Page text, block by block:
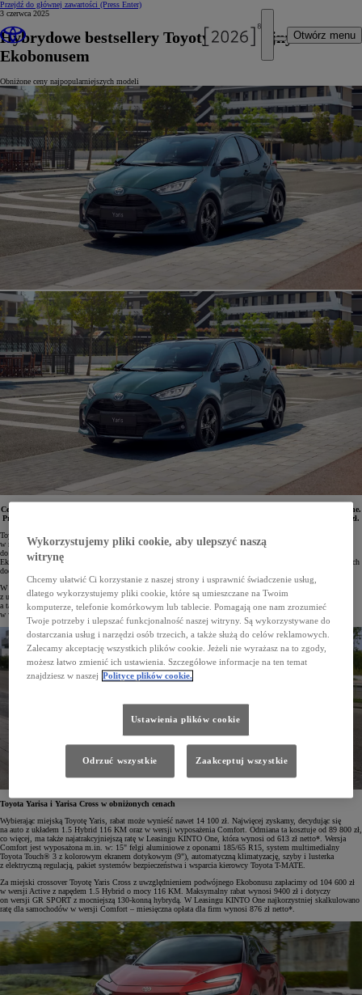
Przejdź do głównej zawartości (Press Enter)
Otwórz menu
3 czerwca 2025
Hybrydowe bestsellery Toyoty z podwójnym
Ekobonusem
Obniżone ceny najpopularniejszych modeli
Ceny hybrydowych modeli Toyoty, w tym najpopularniejszych crossoverów i SUV-ów, zostały obniżone.
Promocyjna oferta uwzględnia podwójny Ekobonus w wysokości 3%. Rabaty sięgają ponad 20 tys. zł.
Toyota sprzedaje hybrydy od blisko 30 lat. Wyposażone w hybrydowy układ napędowy auta są dostępne
w niemal wszystkich rynkowych segmentach. Marka stara się zapewnić jak najszerszy dostęp
do zelektryfikowanych technologii. Klienci, którzy się decydują na zakup hybrydowej Toyoty, otrzymują
Ekobonus, który obniża cenę auta, co pozwala na wybór wyższej wersji wyposażenia lub dobranie atrakcyjnych
dodatków.
W salonach Toyoty można obecnie skorzystać ze specjalnej oferty, którą zostały objęte wszystkie modele
z układami 1.5 Hybrid, 1.8 Hybrid oraz 2.0 Hybrid Dynamic Force. Samochody miejskie, kompaktowe,
a także crossovery i SUV-y z tymi napędami mają obniżone ceny, które uwzględniają podwójny Ekobonus
w wysokości 3%. Oferta obowiązuje do końca czerwca 2025 roku.
Toyota Yarisa i Yarisa Cross w obniżonych cenach
Wybierając miejską Toyotę Yaris, rabat może wynieść nawet 14 100 zł. Najwięcej zyskamy, decydując się
na auto z układem 1.5 Hybrid 116 KM oraz w wersji wyposażenia Comfort. Odmiana ta kosztuje od 89 800 zł,
co więcej, ma także najatrakcyjniejszą ratę w Leasingu KINTO One, która wynosi od 613 zł netto*. Wersja
Comfort jest wyposażona m.in. w: 15" felgi aluminiowe z oponami 185/65 R15, system multimedialny
Toyota Touch® 3 z kolorowym ekranem dotykowym (9"), automatyczną klimatyzację, szyby i lusterka
z elektryczną regulacją, pakiet systemów bezpieczeństwa i wsparcia kierowcy Toyota T-MATE.
Za miejski crossover Toyotę Yaris Cross z uwzględnieniem podwójnego Ekobonusu zapłacimy od 104 600 zł
w wersji Active z napędem 1.5 Hybrid o mocy 116 KM. Maksymalny rabat wynosi 9400 zł i dotyczy
on wersji GR SPORT z mocniejszą 130-konną hybrydą. W Leasingu KINTO One najkorzystniej skalkulowano
ratę dla samochodów w wersji Comfort – miesięczna opłata dla firm wynosi 876 zł netto*.
Wykorzystujemy pliki cookie, aby ulepszyć naszą
witrynę
Chcemy ułatwić Ci korzystanie z naszej strony i usprawnić świadczenie usług,
dlatego wykorzystujemy pliki cookie, które są umieszczane na Twoim
komputerze, telefonie komórkowym lub tablecie. Pomagają one nam zrozumieć
Twoje potrzeby i ulepszać funkcjonalność naszej witryny. Są wykorzystywane do
dostarczania usług i narzędzi osób trzecich, a także służą do celów reklamowych.
Zalecamy akceptację wszystkich plików cookie. Jeżeli nie wyrażasz na to zgody,
możesz łatwo zmienić ich ustawienia. Szczegółowe informacje na ten temat
znajdziesz w naszej Polityce plików cookie.
Ustawienia plików cookie
Odrzuć wszystkie Zaakceptuj wszystkie